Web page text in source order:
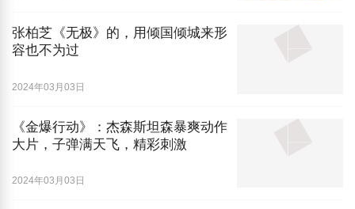
张柏芝《无极》的，用倾国倾城来形
容也不为过
2024年03月03日
​《金爆行动》：杰森斯坦森暴爽动作
大片，子弹满天飞，精彩刺激
2024年03月03日